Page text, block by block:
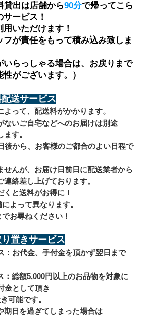
貸出は店舗から90分で帰ってこら
ービス！
いただけます！
が責任をもって積み込み致しま
いらっしゃる場合は、お戻りまで
がございます。）
送サービス
って、配送料がかかります。
ないご自宅などへのお届けは別途
す。
後から、お客様のご都合のよい日程で
せんが、お届け日前日に配送業者から
絡差し上げております。
くと送料がお得に！
よって異なります。
お尋ねください！
置きサービス
：お代金、手付金を頂かず翌日まで
：総額5,000円以上のお品物を対象に
金として頂き
可能です。
期日を過ぎてしまった場合は